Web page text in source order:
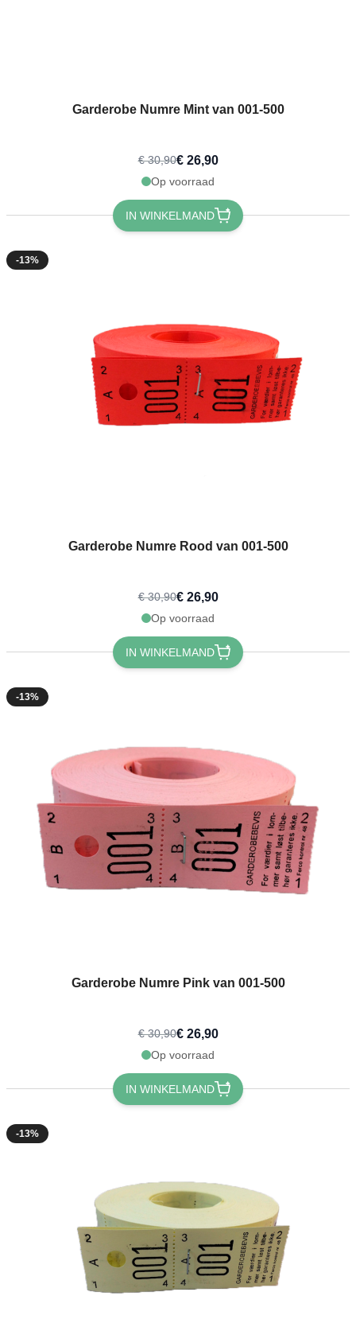
Garderobe Numre Mint van 001-500
€ 30,90€ 26,90
Op voorraad
IN WINKELMAND
-13%
Garderobe Numre Rood van 001-500
€ 30,90€ 26,90
Op voorraad
IN WINKELMAND
-13%
Garderobe Numre Pink van 001-500
€ 30,90€ 26,90
Op voorraad
IN WINKELMAND
-13%